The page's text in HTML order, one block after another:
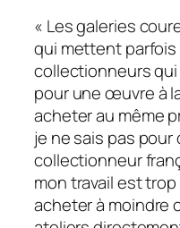
« Les galeries
qui mettent parfois
collectionneurs
pour une œuvre à
acheter au même
je ne sais pas pour
collectionneur
mon travail est
acheter à moindre